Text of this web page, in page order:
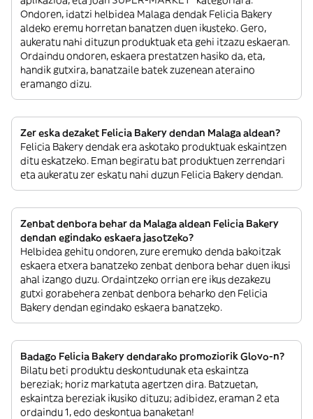
Ondoren, idatzi helbidea Malaga dendak Felicia Bakery
aldeko eremu horretan banatzen duen ikusteko. Gero,
aukeratu nahi dituzun produktuak eta gehi itzazu eskaeran.
Ordaindu ondoren, eskaera prestatzen hasiko da, eta,
handik gutxira, banatzaile batek zuzenean ateraino
eramango dizu.
Zer eska dezaket Felicia Bakery dendan Malaga aldean?
Felicia Bakery dendak era askotako produktuak eskaintzen
ditu eskatzeko. Eman begiratu bat produktuen zerrendari
eta aukeratu zer eskatu nahi duzun Felicia Bakery dendan.
Zenbat denbora behar da Malaga aldean Felicia Bakery
dendan egindako eskaera jasotzeko?
Helbidea gehitu ondoren, zure eremuko denda bakoitzak
eskaera etxera banatzeko zenbat denbora behar duen ikusi
ahal izango duzu. Ordaintzeko orrian ere ikus dezakezu
gutxi gorabehera zenbat denbora beharko den Felicia
Bakery dendan egindako eskaera banatzeko.
Badago Felicia Bakery dendarako promoziorik Glovo-n?
Bilatu beti produktu deskontudunak eta eskaintza
bereziak; horiz markatuta agertzen dira. Batzuetan,
eskaintza bereziak ikusiko dituzu; adibidez, eraman 2 eta
ordaindu 1, edo deskontua banaketan!